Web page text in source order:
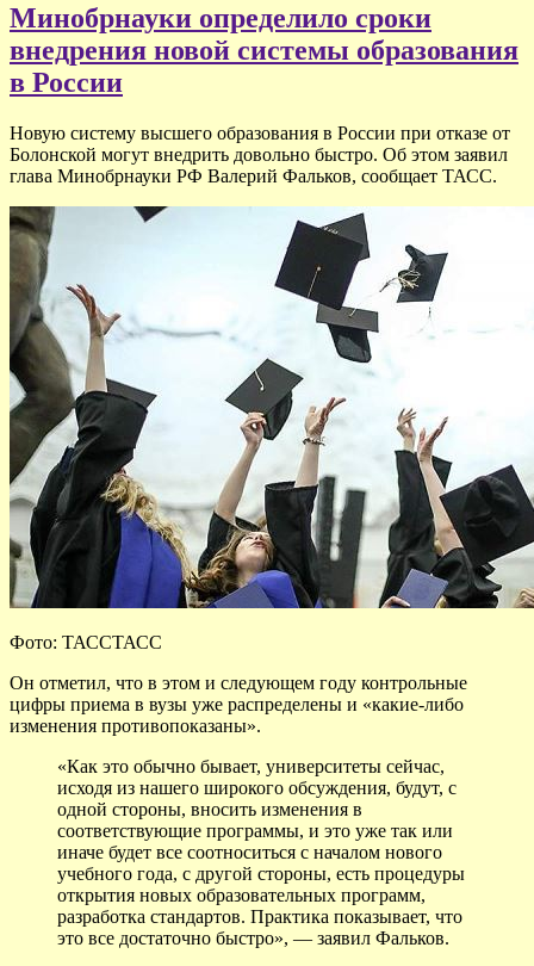
Минобрнауки определило сроки
внедрения новой системы образования
в России
Новую систему высшего образования в России при отказе от
Болонской могут внедрить довольно быстро. Об этом заявил
глава Минобрнауки РФ Валерий Фальков, сообщает ТАСС.
Фото: ТАССТАСС
Он отметил, что в этом и следующем году контрольные
цифры приема в вузы уже распределены и «какие-либо
изменения противопоказаны».
«Как это обычно бывает, университеты сейчас,
исходя из нашего широкого обсуждения, будут, с
одной стороны, вносить изменения в
соответствующие программы, и это уже так или
иначе будет все соотноситься с началом нового
учебного года, с другой стороны, есть процедуры
открытия новых образовательных программ,
разработка стандартов. Практика показывает, что
это все достаточно быстро», — заявил Фальков.